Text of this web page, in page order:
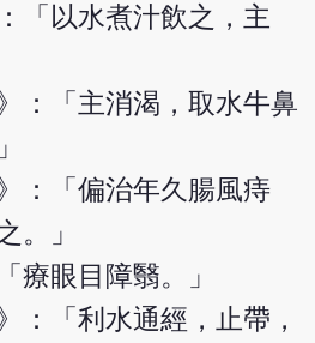
「以水煮汁飲之，主
：「主消渴，取水牛鼻
：「偏治年久腸風痔
。」
療眼目障翳。」
：「利水通經，止帶，